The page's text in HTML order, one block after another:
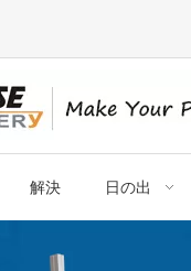
解決 日の出